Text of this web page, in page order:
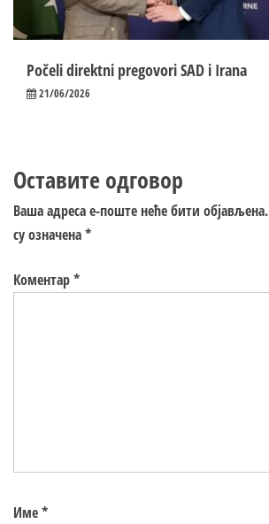
Počeli direktni pregovori SAD i Irana
21/06/2026
Оставите одговор
Ваша адреса е-поште неће бити објављена.
су означена*
Коментар*
Име*